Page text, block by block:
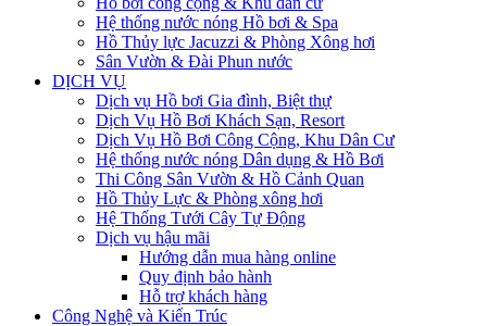
Hệ thống nước nóng Hồ bơi & Spa
Hồ Thủy lực Jacuzzi & Phòng Xông hơi
Sân Vườn & Đài Phun nước
DỊCH VỤ
Dịch vụ Hồ bơi Gia đình, Biệt thự
Dịch Vụ Hồ Bơi Khách Sạn, Resort
Dịch Vụ Hồ Bơi Công Cộng, Khu Dân Cư
Hệ thống nước nóng Dân dụng & Hồ Bơi
Thi Công Sân Vườn & Hồ Cảnh Quan
Hồ Thủy Lực & Phòng xông hơi
Hệ Thống Tưới Cây Tự Động
Dịch vụ hậu mãi
Hướng dẫn mua hàng online
Quy định bảo hành
Hỗ trợ khách hàng
Công Nghệ và Kiến Trúc